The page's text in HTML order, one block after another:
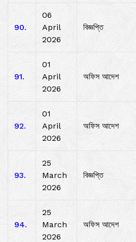
90.
06
April
2026
বিজ্ঞপ্তি
91.
01
April
2026
অফিস আদেশ
92.
01
April
2026
অফিস আদেশ
93.
25
March
2026
বিজ্ঞপ্তি
94.
25
March
2026
অফিস আদেশ